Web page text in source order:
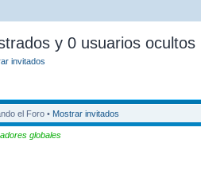
y 0 usuarios ocultos
invitados
el Foro • Mostrar invitados
globales